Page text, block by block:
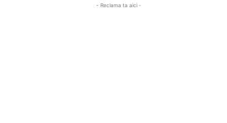
- Reclama ta aici -